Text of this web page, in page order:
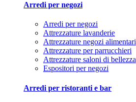
Arredi per negozi
Arredi per negozi
Attrezzature lavanderie
Attrezzature negozi alimentari
Attrezzature per parrucchieri
Attrezzature saloni di bellezza
Espositori per negozi
Arredi per ristoranti e bar